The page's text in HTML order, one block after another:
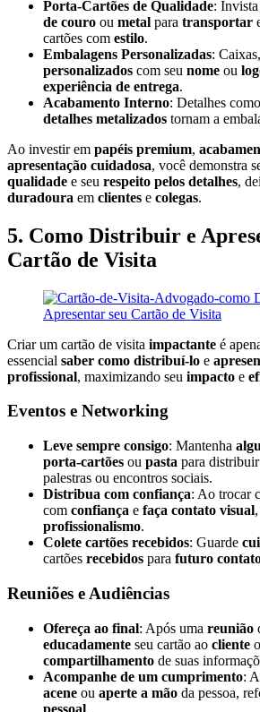
Porta-Cartões de Qualidade:
de couro ou metal para transportar
cartões com estilo.
Embalagens Personalizadas: Caixas,
personalizados com seu nome ou
experiência de entrega.
Acabamento Interno: Detalhes como
detalhes metalizados tornam a
Ao investir em papéis premium,
apresentação cuidadosa, você demonstra
qualidade e seu respeito pelos detalhes,
duradoura em clientes e colegas.
5. Como Distribuir e
Cartão de Visita
Criar um cartão de visita impactante é
essencial saber como distribuí-lo e
profissional, maximizando seu impacto e
Eventos e Networking
Leve sempre consigo: Mantenha
porta-cartões ou pasta para
palestras ou encontros sociais.
Distribua com confiança: Ao trocar
com confiança e faça contato visual
profissionalismo.
Colete cartões recebidos: Guarde
cartões recebidos para futuro
Reuniões e Audiências
Ofereça ao final: Após uma reunião
educadamente seu cartão ao cliente
compartilhamento de suas
Acompanhe de um cumprimento:
acene ou aperte a mão da pessoa,
pessoal.